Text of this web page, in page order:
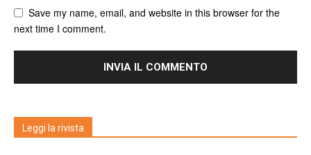
Save my name, email, and website in this browser for the
next time I comment.
Leggi la rivista